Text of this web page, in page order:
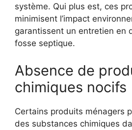
système. Qui plus est, ces
minimisent l’impact
garantissent un entretien en
fosse septique.
Absence de
chimiques nocifs
Certains produits ménagers
des substances chimiques